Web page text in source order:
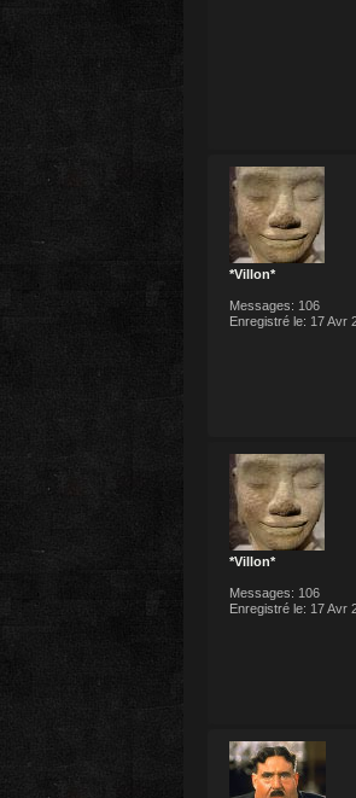
*Villon*
Messages: 106
Enregistré le: 17 Avr
*Villon*
Messages: 106
Enregistré le: 17 Avr